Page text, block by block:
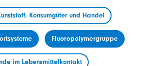
Konsumgüter und Handel
Fluoropolymergruppe
im Lebensmittelkontakt